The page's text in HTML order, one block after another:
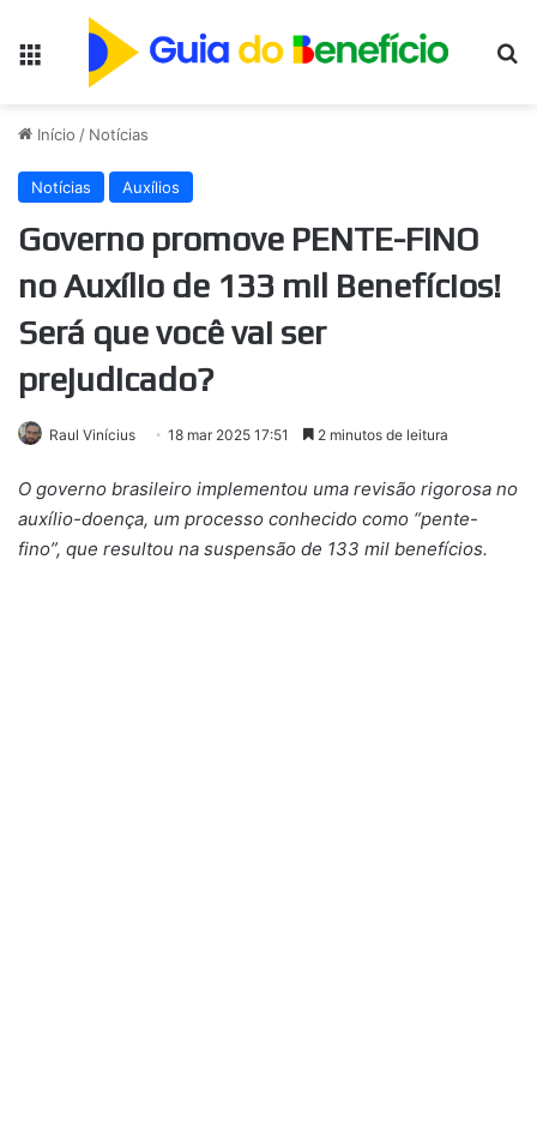
Início / Notícias
Notícias Auxílios
Governo promove PENTE-FINO
no Auxílio de 133 mil Benefícios!
Será que você vai ser
prejudicado?
Raul Vinícius 18 mar 2025 17:51 2 minutos de leitura
O governo brasileiro implementou uma revisão rigorosa no
auxílio-doença, um processo conhecido como “pente-
fino”, que resultou na suspensão de 133 mil benefícios.